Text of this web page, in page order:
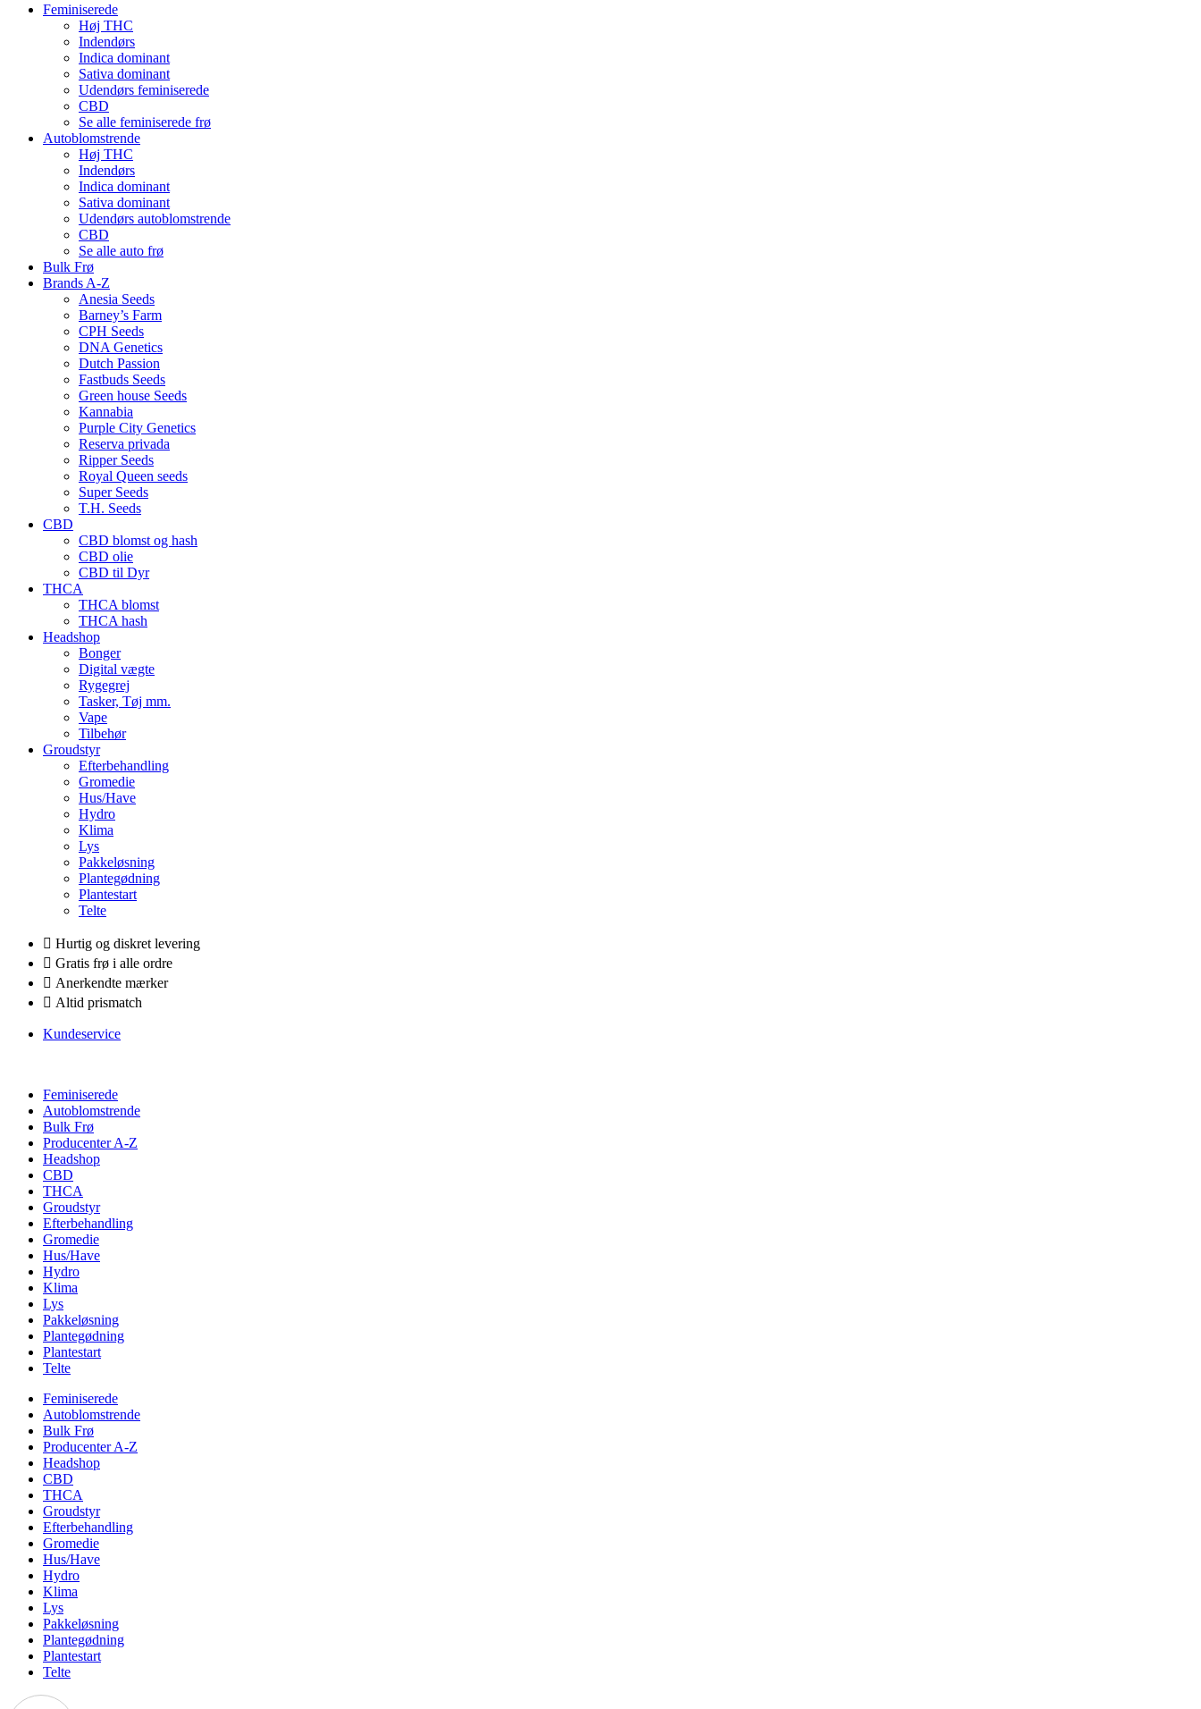
Feminiserede
Høj THC
Indendørs
Indica dominant
Sativa dominant
Udendørs feminiserede
CBD
Se alle feminiserede frø
Autoblomstrende
Høj THC
Indendørs
Indica dominant
Sativa dominant
Udendørs autoblomstrende
CBD
Se alle auto frø
Bulk Frø
Brands A-Z
Anesia Seeds
Barney’s Farm
CPH Seeds
DNA Genetics
Dutch Passion
Fastbuds Seeds
Green house Seeds
Kannabia
Purple City Genetics
Reserva privada
Ripper Seeds
Royal Queen seeds
Super Seeds
T.H. Seeds
CBD
CBD blomst og hash
CBD olie
CBD til Dyr
THCA
THCA blomst
THCA hash
Headshop
Bonger
Digital vægte
Rygegrej
Tasker, Tøj mm.
Vape
Tilbehør
Groudstyr
Efterbehandling
Gromedie
Hus/Have
Hydro
Klima
Lys
Pakkeløsning
Plantegødning
Plantestart
Telte
Hurtig og diskret levering
Gratis frø i alle ordre
Anerkendte mærker
Altid prismatch
Kundeservice
Feminiserede
Autoblomstrende
Bulk Frø
Producenter A-Z
Headshop
CBD
THCA
Groudstyr
Efterbehandling
Gromedie
Hus/Have
Hydro
Klima
Lys
Pakkeløsning
Plantegødning
Plantestart
Telte
Feminiserede
Autoblomstrende
Bulk Frø
Producenter A-Z
Headshop
CBD
THCA
Groudstyr
Efterbehandling
Gromedie
Hus/Have
Hydro
Klima
Lys
Pakkeløsning
Plantegødning
Plantestart
Telte